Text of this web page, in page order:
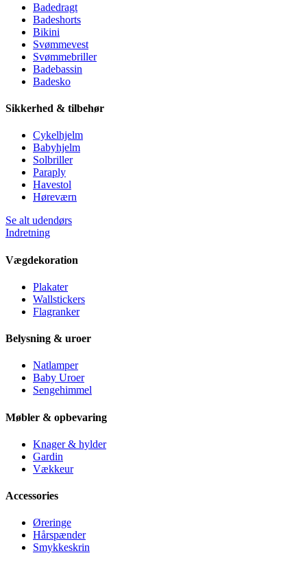
Badedragt
Badeshorts
Bikini
Svømmevest
Svømmebriller
Badebassin
Badesko
Sikkerhed & tilbehør
Cykelhjelm
Babyhjelm
Solbriller
Paraply
Havestol
Høreværn
Se alt udendørs
Indretning
Vægdekoration
Plakater
Wallstickers
Flagranker
Belysning & uroer
Natlamper
Baby Uroer
Sengehimmel
Møbler & opbevaring
Knager & hylder
Gardin
Vækkeur
Accessories
Øreringe
Hårspænder
Smykkeskrin